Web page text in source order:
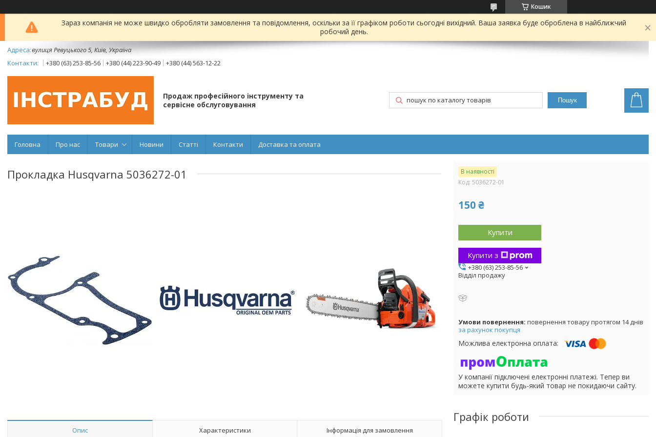
Кошик
Зараз компанія не може швидко обробляти замовлення та повідомлення, оскільки за її графіком роботи сьогодні вихідний. Ваша заявка буде оброблена в найближчий
робочий день.
вулиця Ревуцького 5, Київ, Україна
+380 (63) 253-85-56
+380 (44) 223-90-49 +380 (44) 563-12-22
Продаж професійного інструменту та
сервісне обслуговування
Пошук
Головна Про нас Товари Новини Статті Контакти Доставка та оплата
Прокладка Husqvarna 5036272-01
Опис Характеристики Інформація для замовлення
В наявності
Код: 5036272-01
150 ₴
Купити
Купити з
+380 (63) 253-85-56
Відділ продажу
повернення товару протягом 14 днів
за рахунок покупця
У компанії підключені електронні платежі. Тепер ви
можете купити будь-який товар не покидаючи сайту.
Графік роботи